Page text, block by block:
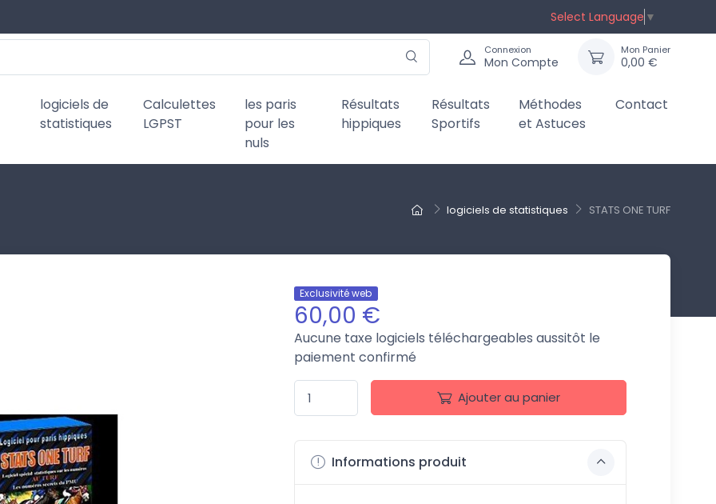
Select Language ▼
Connexion
Mon Compte
Mon Panier
0,00 €
logiciels de
statistiques
Calculettes
LGPST
les paris
pour les
nuls
Résultats
hippiques
Résultats
Sportifs
Méthodes
et Astuces
Contact
logiciels de statistiques STATS ONE TURF
Exclusivité web
60,00 €
Aucune taxe logiciels téléchargeables aussitôt le
paiement confirmé
Ajouter au panier
Informations produit